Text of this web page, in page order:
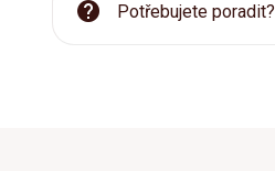
Potřebujete poradit?